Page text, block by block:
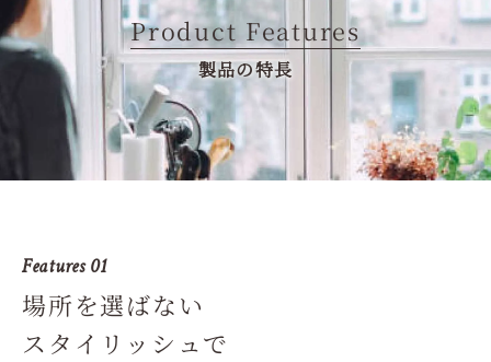
Product Features
製品の特長
Features 01
場所を選ばない
スタイリッシュで